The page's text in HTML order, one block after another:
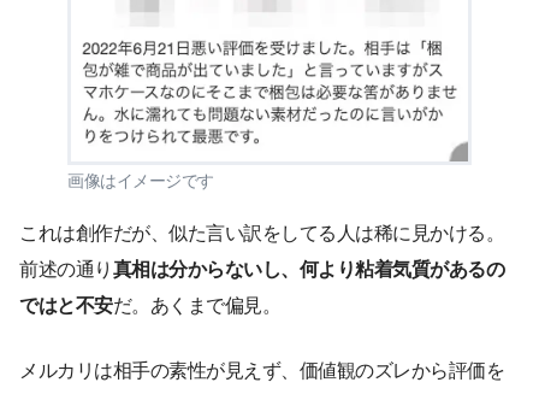
画像はイメージです
これは創作だが、似た言い訳をしてる人は稀に見かける。
前述の通り 真相は分からないし、何より粘着気質があるの
ではと不安だ。あくまで偏見。
メルカリは相手の素性が見えず、価値観のズレから評価を